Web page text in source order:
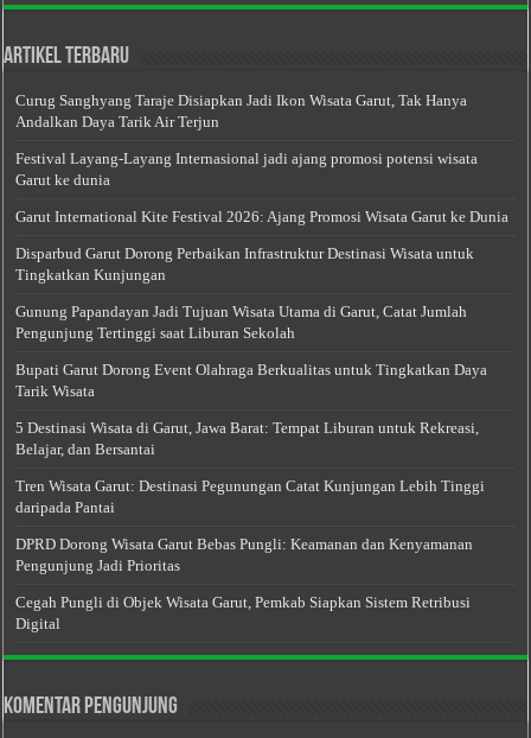
Artikel Terbaru
Curug Sanghyang Taraje Disiapkan Jadi Ikon Wisata Garut, Tak Hanya
Andalkan Daya Tarik Air Terjun
Festival Layang-Layang Internasional jadi ajang promosi potensi wisata
Garut ke dunia
Garut International Kite Festival 2026: Ajang Promosi Wisata Garut ke Dunia
Disparbud Garut Dorong Perbaikan Infrastruktur Destinasi Wisata untuk
Tingkatkan Kunjungan
Gunung Papandayan Jadi Tujuan Wisata Utama di Garut, Catat Jumlah
Pengunjung Tertinggi saat Liburan Sekolah
Bupati Garut Dorong Event Olahraga Berkualitas untuk Tingkatkan Daya
Tarik Wisata
5 Destinasi Wisata di Garut, Jawa Barat: Tempat Liburan untuk Rekreasi,
Belajar, dan Bersantai
Tren Wisata Garut: Destinasi Pegunungan Catat Kunjungan Lebih Tinggi
daripada Pantai
DPRD Dorong Wisata Garut Bebas Pungli: Keamanan dan Kenyamanan
Pengunjung Jadi Prioritas
Cegah Pungli di Objek Wisata Garut, Pemkab Siapkan Sistem Retribusi
Digital
Komentar Pengunjung